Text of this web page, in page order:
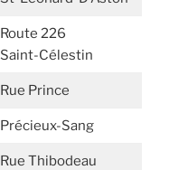
Route 226
Saint-Célestin
Rue Prince
Précieux-Sang
Rue Thibodeau